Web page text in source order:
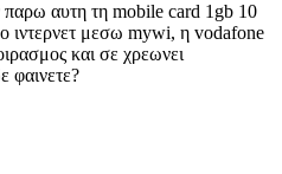
αυτη τη mobile card 1gb 10
ιντερνετ μεσω mywi, η vodafone
και σε χρεωνει